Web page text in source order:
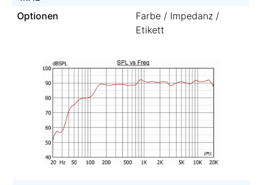
Optionen
Farbe / Impedanz /
Etikett